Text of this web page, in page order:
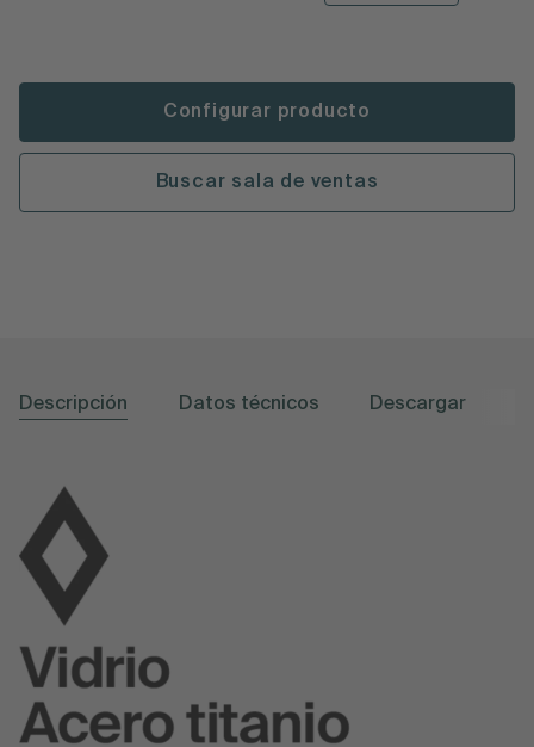
Configurar producto
Buscar sala de ventas
Descripción Datos técnicos Descargar